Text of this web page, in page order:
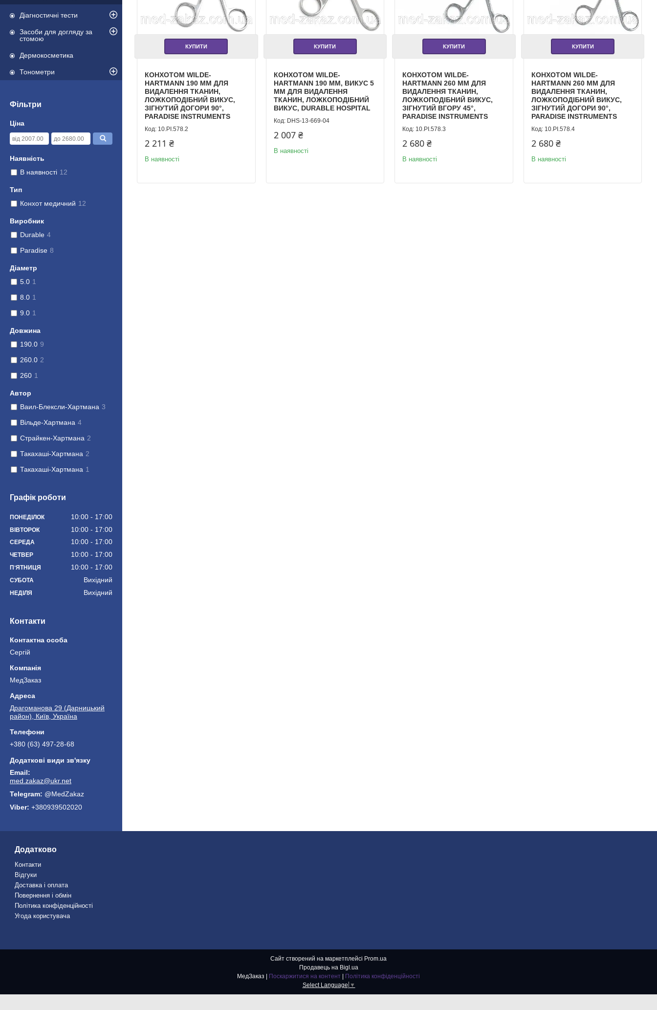
Діагностичні тести
Засоби для догляду за
стомою
Дермокосметика
Тонометри
Фільтри
Ціна
Наявність
В наявності 12
Тип
Конхот медичний 12
Виробник
Durable 4
Paradise 8
Діаметр
5.0 1
8.0 1
9.0 1
Довжина
190.0 9
260.0 2
260 1
Автор
Ваил-Блексли-Хартмана 3
Вільде-Хартмана 4
Страйкен-Хартмана 2
Такахаші-Хартмана 2
Такахаші-Хартмана 1
Графік роботи
ПОНЕДІЛОК 10:00 17:00
ВІВТОРОК 10:00 17:00
СЕРЕДА 10:00 17:00
ЧЕТВЕР 10:00 17:00
ПʼЯТНИЦЯ 10:00 17:00
СУБОТА Вихідний
НЕДІЛЯ Вихідний
Контакти
Сергій
МедЗаказ
Драгоманова 29 (Дарницький
район), Київ, Україна
+380 (63) 497-28-68
med.zakaz@ukr.net
@MedZakaz
+380939502020
КУПИТИ
КОНХОТОМ WILDE-
HARTMANN 190 ММ ДЛЯ
ВИДАЛЕННЯ ТКАНИН,
ЛОЖКОПОДІБНИЙ ВИКУС,
ЗІГНУТИЙ ДОГОРИ 90°,
PARADISE INSTRUMENTS
10.PI.578.2
2 211 ₴
В наявності
КУПИТИ
КОНХОТОМ WILDE-
HARTMANN 190 ММ, ВИКУС 5
ММ ДЛЯ ВИДАЛЕННЯ
ТКАНИН, ЛОЖКОПОДІБНИЙ
ВИКУС, DURABLE HOSPITAL
DHS-13-669-04
2 007 ₴
В наявності
КУПИТИ
КОНХОТОМ WILDE-
HARTMANN 260 ММ ДЛЯ
ВИДАЛЕННЯ ТКАНИН,
ЛОЖКОПОДІБНИЙ ВИКУС,
ЗІГНУТИЙ ВГОРУ 45°,
PARADISE INSTRUMENTS
10.PI.578.3
2 680 ₴
В наявності
КУПИТИ
КОНХОТОМ WILDE-
HARTMANN 260 ММ ДЛЯ
ВИДАЛЕННЯ ТКАНИН,
ЛОЖКОПОДІБНИЙ ВИКУС,
ЗІГНУТИЙ ДОГОРИ 90°,
PARADISE INSTRUMENTS
10.PI.578.4
2 680 ₴
В наявності
Додатково
Контакти
Відгуки
Доставка і оплата
Повернення і обмін
Політика конфіденційності
Угода користувача
Сайт створений на маркетплейсі Prom.ua
Продавець на Bigl.ua
МедЗаказ | Поскаржитися на контент | Політика конфіденційності
Select Language ▼